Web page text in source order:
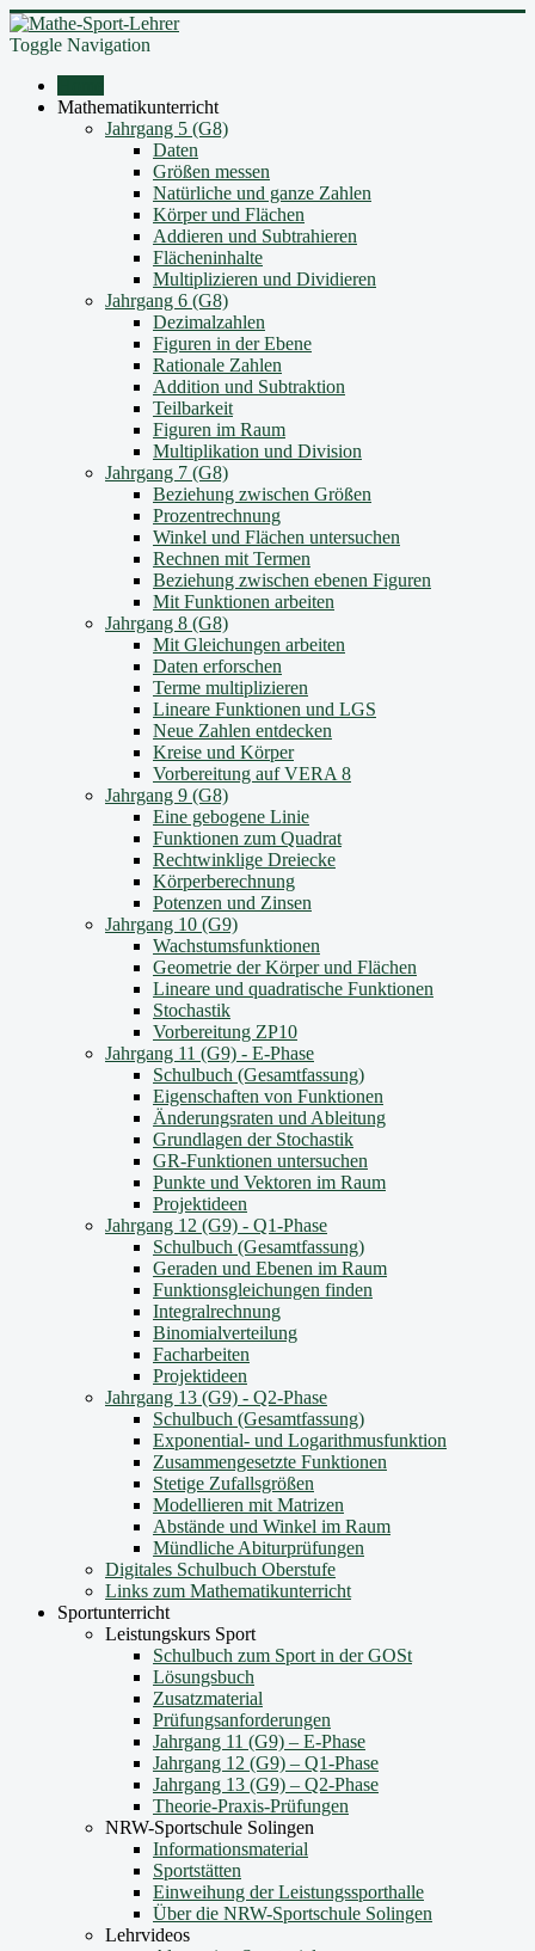
Toggle Navigation
Mathematikunterricht
Jahrgang 5 (G8)
Daten
Größen messen
Natürliche und ganze Zahlen
Körper und Flächen
Addieren und Subtrahieren
Flächeninhalte
Multiplizieren und Dividieren
Jahrgang 6 (G8)
Dezimalzahlen
Figuren in der Ebene
Rationale Zahlen
Addition und Subtraktion
Teilbarkeit
Figuren im Raum
Multiplikation und Division
Jahrgang 7 (G8)
Beziehung zwischen Größen
Prozentrechnung
Winkel und Flächen untersuchen
Rechnen mit Termen
Beziehung zwischen ebenen Figuren
Mit Funktionen arbeiten
Jahrgang 8 (G8)
Mit Gleichungen arbeiten
Daten erforschen
Terme multiplizieren
Lineare Funktionen und LGS
Neue Zahlen entdecken
Kreise und Körper
Vorbereitung auf VERA 8
Jahrgang 9 (G8)
Eine gebogene Linie
Funktionen zum Quadrat
Rechtwinklige Dreiecke
Körperberechnung
Potenzen und Zinsen
Jahrgang 10 (G9)
Wachstumsfunktionen
Geometrie der Körper und Flächen
Lineare und quadratische Funktionen
Stochastik
Vorbereitung ZP10
Jahrgang 11 (G9) - E-Phase
Schulbuch (Gesamtfassung)
Eigenschaften von Funktionen
Änderungsraten und Ableitung
Grundlagen der Stochastik
GR-Funktionen untersuchen
Punkte und Vektoren im Raum
Projektideen
Jahrgang 12 (G9) - Q1-Phase
Schulbuch (Gesamtfassung)
Geraden und Ebenen im Raum
Funktionsgleichungen finden
Integralrechnung
Binomialverteilung
Facharbeiten
Projektideen
Jahrgang 13 (G9) - Q2-Phase
Schulbuch (Gesamtfassung)
Exponential- und Logarithmusfunktion
Zusammengesetzte Funktionen
Stetige Zufallsgrößen
Modellieren mit Matrizen
Abstände und Winkel im Raum
Mündliche Abiturprüfungen
Digitales Schulbuch Oberstufe
Links zum Mathematikunterricht
Sportunterricht
Leistungskurs Sport
Schulbuch zum Sport in der GOSt
Lösungsbuch
Zusatzmaterial
Prüfungsanforderungen
Jahrgang 11 (G9) – E-Phase
Jahrgang 12 (G9) – Q1-Phase
Jahrgang 13 (G9) – Q2-Phase
Theorie-Praxis-Prüfungen
NRW-Sportschule Solingen
Informationsmaterial
Sportstätten
Einweihung der Leistungssporthalle
Über die NRW-Sportschule Solingen
Lehrvideos